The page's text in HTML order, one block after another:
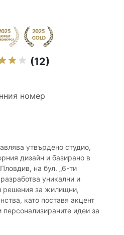
(12)
номер
утвърдено студио,
дизайн и базирано в
на бул. „6-ти
уникални и
решения за жилищни,
като поставя акцент
идеи за